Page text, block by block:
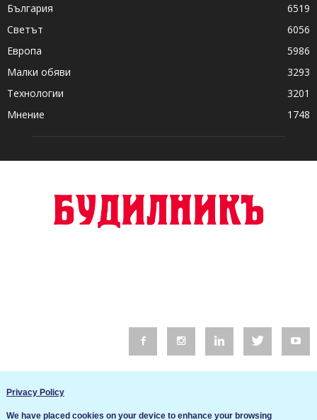
България
6519
Светът
6056
Европа
5986
Малки обяви
3293
Технологии
3201
Мнение
1748
Privacy Policy
We have placed cookies on your device to enhance your browsing